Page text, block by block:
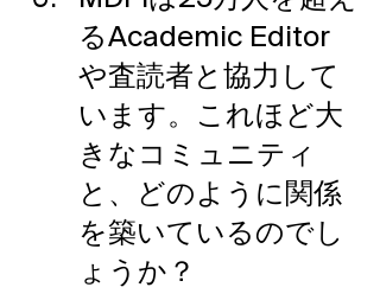
るAcademic Editor
や査読者と協力して
います。これほど大
きなコミュニティ
と、どのように関係
を築いているのでし
ょうか？